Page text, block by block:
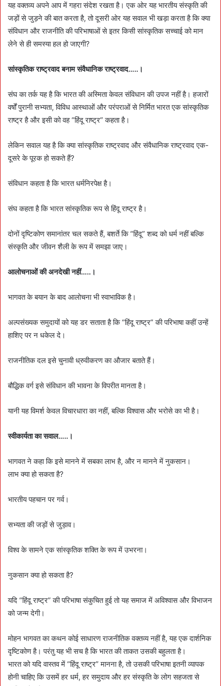
यह वक्तव्य अपने आप में गहरा संदेश रखता है। एक ओर यह भारतीय संस्कृति की
जड़ों से जुड़ने की बात करता है, तो दूसरी ओर यह सवाल भी खड़ा करता है कि क्या
संविधान और राजनीति की परिभाषाओं से इतर किसी सांस्कृतिक सच्चाई को मान
लेने से ही समस्या हल हो जाएगी?
सांस्कृतिक राष्ट्रवाद बनाम संवैधानिक राष्ट्रवाद…..।
संघ का तर्क यह है कि भारत की अस्मिता केवल संविधान की उपज नहीं है। हजारों
वर्षों पुरानी सभ्यता, विविध आस्थाओं और परंपराओं से निर्मित भारत एक सांस्कृतिक
राष्ट्र है और इसी को वह “हिंदू राष्ट्र” कहता है।
लेकिन सवाल यह है कि क्या सांस्कृतिक राष्ट्रवाद और संवैधानिक राष्ट्रवाद एक-
दूसरे के पूरक हो सकते हैं?
संविधान कहता है कि भारत धर्मनिरपेक्ष है।
संघ कहता है कि भारत सांस्कृतिक रूप से हिंदू राष्ट्र है।
दोनों दृष्टिकोण समानांतर चल सकते हैं, बशर्ते कि “हिंदू” शब्द को धर्म नहीं बल्कि
संस्कृति और जीवन शैली के रूप में समझा जाए।
आलोचनाओं की अनदेखी नहीं…..।
भागवत के बयान के बाद आलोचना भी स्वाभाविक है।
अल्पसंख्यक समुदायों को यह डर सताता है कि “हिंदू राष्ट्र” की परिभाषा कहीं उन्हें
हाशिए पर न धकेल दे।
राजनीतिक दल इसे चुनावी ध्रुवीकरण का औजार बताते हैं।
बौद्धिक वर्ग इसे संविधान की भावना के विपरीत मानता है।
यानी यह विमर्श केवल विचारधारा का नहीं, बल्कि विश्वास और भरोसे का भी है।
स्वीकार्यता का सवाल…..।
भागवत ने कहा कि इसे मानने में सबका लाभ है, और न मानने में नुकसान।
लाभ क्या हो सकता है?
भारतीय पहचान पर गर्व।
सभ्यता की जड़ों से जुड़ाव।
विश्व के सामने एक सांस्कृतिक शक्ति के रूप में उभरना।
नुकसान क्या हो सकता है?
यदि “हिंदू राष्ट्र” की परिभाषा संकुचित हुई तो यह समाज में अविश्वास और विभाजन
को जन्म देगी।
मोहन भागवत का कथन कोई साधारण राजनीतिक वक्तव्य नहीं है, यह एक दार्शनिक
दृष्टिकोण है। परंतु यह भी सच है कि भारत की ताकत उसकी बहुलता है।
भारत को यदि वास्तव में “हिंदू राष्ट्र” मानना है, तो उसकी परिभाषा इतनी व्यापक
होनी चाहिए कि उसमें हर धर्म, हर समुदाय और हर संस्कृति के लोग सहजता से